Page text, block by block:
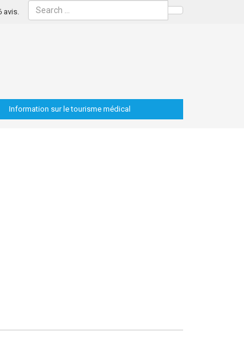
Search
avis.
Information sur le tourisme médical